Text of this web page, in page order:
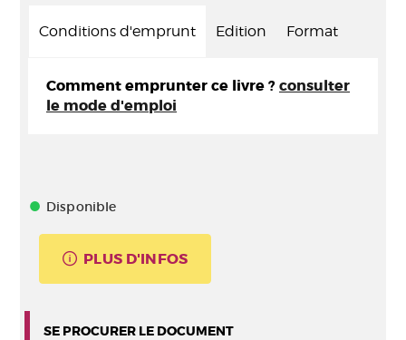
Conditions d'emprunt Edition Format
Comment emprunter ce livre ? consulter
le mode d'emploi
Disponible
PLUS D'INFOS
SE PROCURER LE DOCUMENT